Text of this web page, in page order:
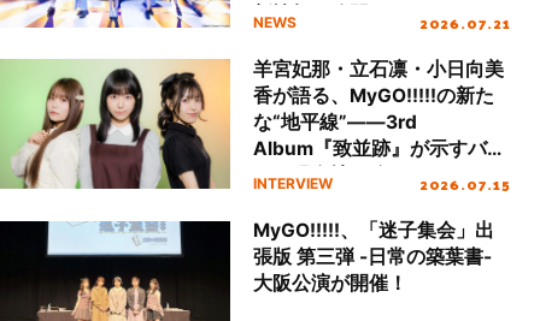
新情報も公開！
NEWS 2026.07.21
羊宮妃那・立石凛・小日向美
香が語る、MyGO!!!!!の新た
な“地平線”――3rd
Album『致並跡』が示すバン
ドの現在地に迫るロングイン
INTERVIEW 2026.07.15
MyGO!!!!!、「迷子集会」出
張版 第三弾 -日常の築葉書-
大阪公演が開催！